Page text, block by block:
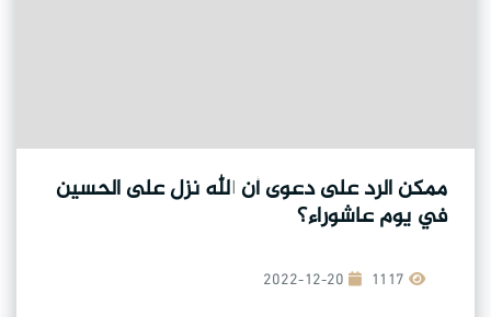
ممكن الرد على دعوى أن الله نزل على الحسين
في يوم عاشوراء؟
2022-12-20